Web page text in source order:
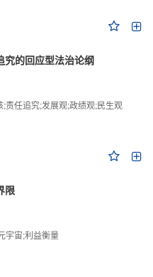
究的回应型法治论纲
责任追究;发展观;政绩观;民生观
限
宇宙;利益衡量